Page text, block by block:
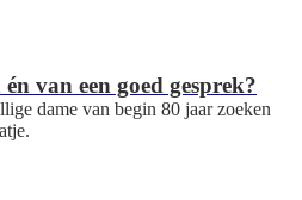
van een goed gesprek?
dame van begin 80 jaar zoeken